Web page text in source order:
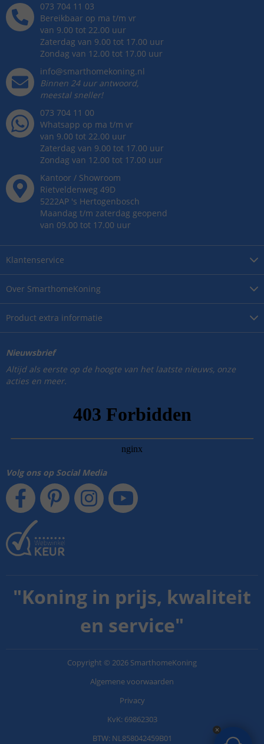
Over SmarthomeKoning
Product extra informatie
Klantenservice
073 704 11 03
Bereikbaar op ma t/m vr
van 9.00 tot 22.00 uur
Zaterdag van 9.00 tot 17.00 uur
Zondag van 12.00 tot 17.00 uur
info@smarthomekoning.nl
Binnen 24 uur antwoord,
meestal sneller!
073 704 11 00
Whatsapp op ma t/m vr
van 9.00 tot 22.00 uur
Zaterdag van 9.00 tot 17.00 uur
Zondag van 12.00 tot 17.00 uur
Kantoor / Showroom
Rietveldenweg 49D
5222AP 's Hertogenbosch
Maandag t/m zaterdag geopend
van 09.00 tot 17.00 uur
Nieuwsbrief
Altijd als eerste op de hoogte van het laatste nieuws, onze
acties en meer.
Volg ons op Social Media
"Koning in prijs, kwaliteit
en service"
Copyright © 2026 SmarthomeKoning
Algemene voorwaarden
Privacy
KvK: 69862303
BTW: NL858042459B01